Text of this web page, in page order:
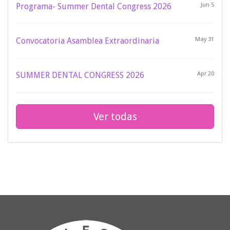
Jun 5
Programa- Summer Dental Congress 2026
May 31
Convocatoria Asamblea Extraordinaria
Apr 20
SUMMER DENTAL CONGRESS 2026
Ver todas